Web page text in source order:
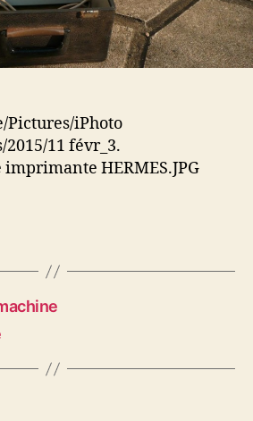
Pictures/iPhoto
11 févr_3.
HERMES.JPG